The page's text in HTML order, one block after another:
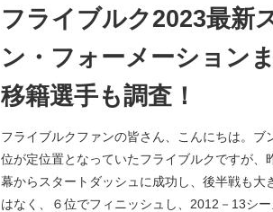
フライブルク2023最新
ン・フォーメーション
移籍選手も調査！
フライブルクファンの皆さん、こんにちは。ブ
位が定位置となっていたフライブルクですが、
幕からスタートダッシュに成功し、後半戦も大
はなく、６位でフィニッシュし、2012－13シー